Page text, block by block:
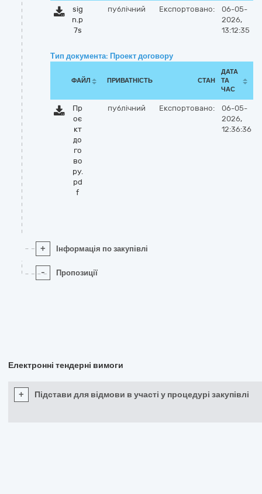
sig
n.p
7s
публічний Експортовано:
06-05-
2026,
13:12:35
Тип документа: Проект договору
ФАЙЛ ПРИВАТНІСТЬ СТАН
ДАТА
ТА
ЧАС
Пр
оє
кт
до
го
во
ру.
pd
f
публічний Експортовано:
06-05-
2026,
12:36:36
+ Інформація по закупівлі
- Пропозиції
Електронні тендерні вимоги
+ Підстави для відмови в участі у процедурі закупівлі